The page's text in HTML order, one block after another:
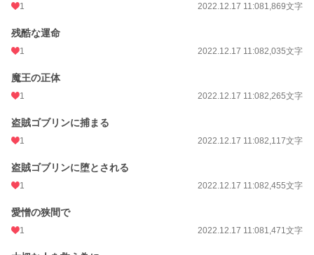
1 2022.12.17 11:081,869文字
残酷な運命
1 2022.12.17 11:082,035文字
魔王の正体
1 2022.12.17 11:082,265文字
盗賊ゴブリンに捕まる
1 2022.12.17 11:082,117文字
盗賊ゴブリンに堕とされる
1 2022.12.17 11:082,455文字
愛憎の狭間で
1 2022.12.17 11:081,471文字